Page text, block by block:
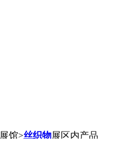
展馆>丝织物展区内产品